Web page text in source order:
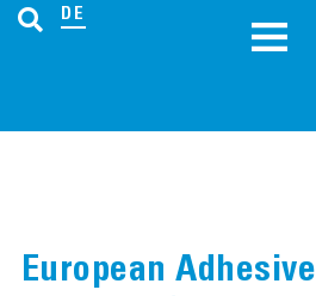
DE
European Adhesive